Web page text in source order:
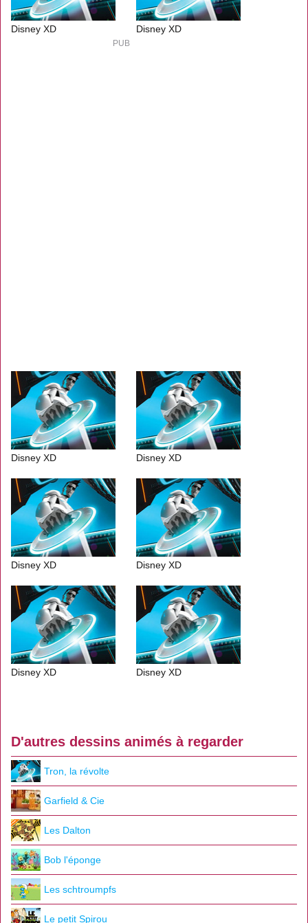
Disney XD Disney XD
Disney XD Disney XD
Disney XD Disney XD
Disney XD Disney XD
D'autres dessins animés à regarder
Tron, la révolte
Garfield & Cie
Les Dalton
Bob l'éponge
Les schtroumpfs
Le petit Spirou